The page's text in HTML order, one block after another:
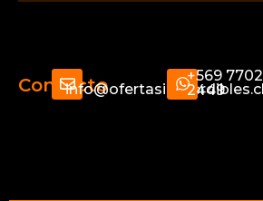
Contactoinfo@ofertasimperdibles.cl
+569 7702
2449